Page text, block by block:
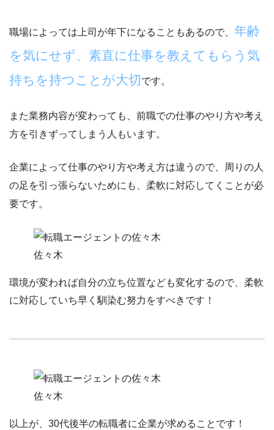
職場によっては上司が年下になることもあるので、 年齢
を気にせず、素直に仕事を教えてもらう気
持ちを持つことが大切です。
また業務内容が変わっても、前職での仕事のやり方や考え
方を引きずってしまう人もいます。
企業によって仕事のやり方や考え方は違う ので、周りの人
の足を引っ張らないためにも、柔軟に対応してくことが必
要です。
佐々木
環境が変われば自分の立ち位置なども変化するので、柔軟
に対応していち早く馴染む努力をすべきです！
佐々木
以上が、30代後半の転職者に企業が求めることです！